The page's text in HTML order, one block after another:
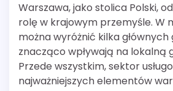
Warszawa, jako stolica Polski,
rolę w krajowym przemyśle. W
można wyróżnić kilka głównych
znacząco wpływają na lokalną
Przede wszystkim, sektor
najważniejszych elementów